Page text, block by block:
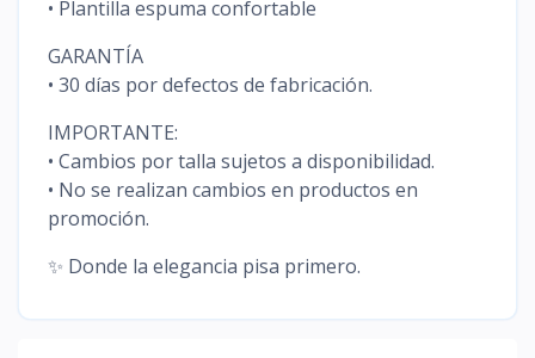
• Plantilla espuma confortable
GARANTÍA
• 30 días por defectos de fabricación.
IMPORTANTE:
• Cambios por talla sujetos a disponibilidad.
• No se realizan cambios en productos en
promoción.
✨ Donde la elegancia pisa primero.